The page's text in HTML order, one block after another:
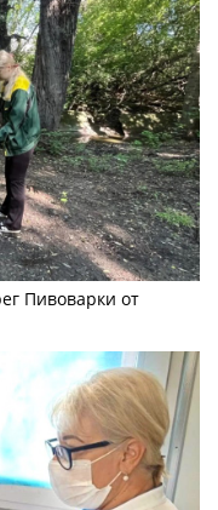
Пивоварки от